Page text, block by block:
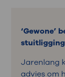
‘Gewone’
stuitligging
Jarenlang
advies om